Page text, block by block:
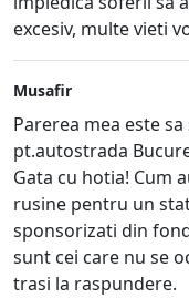
excesiv, multe vieti
Musafir
Parerea mea este
pt.autostrada
Gata cu hotia! Cum
rusine pentru un
sponsorizati din
sunt cei care nu se
trasi la raspundere.